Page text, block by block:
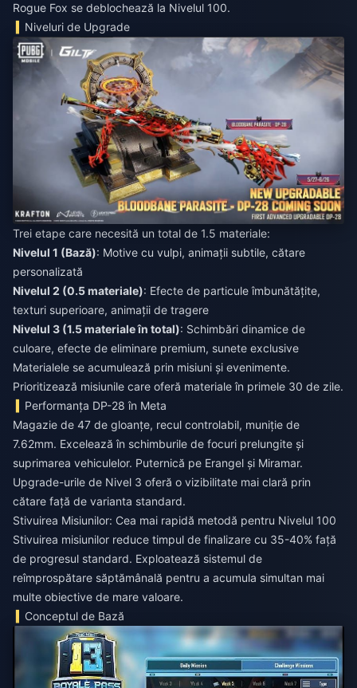
Rogue Fox se deblochează la Nivelul 100.
Niveluri de Upgrade
Trei etape care necesită un total de 1.5 materiale:
Nivelul 1 (Bază): Motive cu vulpi, animații subtile, cătare
personalizată
Nivelul 2 (0.5 materiale): Efecte de particule îmbunătățite,
texturi superioare, animații de tragere
Nivelul 3 (1.5 materiale în total): Schimbări dinamice de
culoare, efecte de eliminare premium, sunete exclusive
Materialele se acumulează prin misiuni și evenimente.
Prioritizează misiunile care oferă materiale în primele 30 de zile.
Performanța DP-28 în Meta
Magazie de 47 de gloanțe, recul controlabil, muniție de
7.62mm. Excelează în schimburile de focuri prelungite și
suprimarea vehiculelor. Puternică pe Erangel și Miramar.
Upgrade-urile de Nivel 3 oferă o vizibilitate mai clară prin
cătare față de varianta standard.
Stivuirea Misiunilor: Cea mai rapidă metodă pentru Nivelul 100
Stivuirea misiunilor reduce timpul de finalizare cu 35-40% față
de progresul standard. Exploatează sistemul de
reîmprospătare săptămânală pentru a acumula simultan mai
multe obiective de mare valoare.
Conceptul de Bază